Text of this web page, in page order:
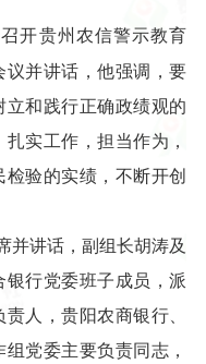
开贵州农信警示教育
并讲话，他强调，要
和践行正确政绩观的
实工作，担当作为，
验的实绩，不断开创
并讲话，副组长胡涛及
行党委班子成员，派
人，贵阳农商银行、
党委主要负责同志，